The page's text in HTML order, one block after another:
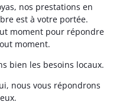
nos prestations en
est à votre portée.
moment pour répondre
moment.
bien les besoins locaux.
nous vous répondrons